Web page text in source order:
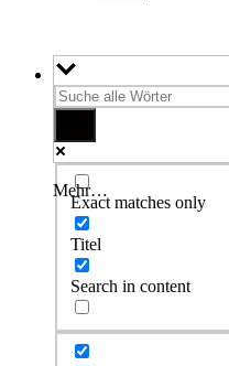
Mehr…
Exact matches only
Titel
Search in content